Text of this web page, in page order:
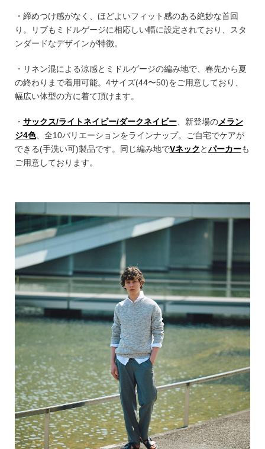
・締めつけ感がなく、ほどよいフィット感のある絶妙な首回
り。リブもミドルゲージに相応しい幅に設定されており、スタ
ンダードなデザインが特徴。
・リネン混による涼感とミドルゲージの編み地で、春先から夏
の終わりまで着用可能。4サイズ(44〜50)をご用意しており、
幅広い体型の方に着て頂けます。
・ サックス/ライトネイビー/ダークネイビー、新登場のメラン
ジ4色、全10バリエーションをラインナップ。ご自宅でケアが
できる(手洗い可)製品です。同じ編み地でVネック とパーカーも
ご用意しております。